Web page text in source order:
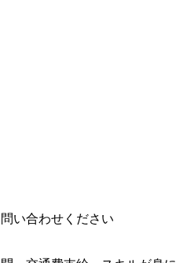
い合わせください